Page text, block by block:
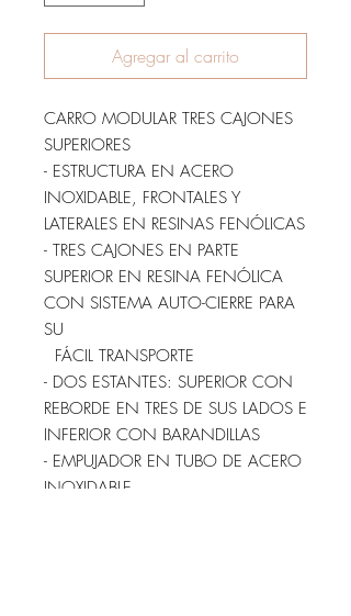
Agregar al carrito
CARRO MODULAR TRES CAJONES
SUPERIORES
- ESTRUCTURA EN ACERO
INOXIDABLE, FRONTALES Y
LATERALES EN RESINAS FENÓLICAS
- TRES CAJONES EN PARTE
SUPERIOR EN RESINA FENÓLICA
CON SISTEMA AUTO-CIERRE PARA
SU
FÁCIL TRANSPORTE
- DOS ESTANTES: SUPERIOR CON
REBORDE EN TRES DE SUS LADOS E
INFERIOR CON BARANDILLAS
- EMPUJADOR EN TUBO DE ACERO
INOXIDABLE